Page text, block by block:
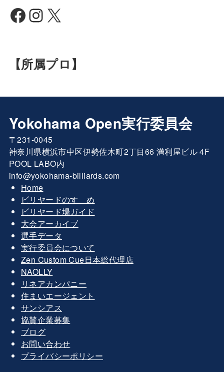
Facebook
Instagram
X
【所属プロ】
Yokohama Open実行委員会
〒231-0045
神奈川県横浜市中区伊勢佐木町2丁目66 満利屋ビル 4F
POOL LABO内
info@yokohama-billiards.com
Home
ビリヤードのすゝめ
ビリヤード場ガイド
大会アーカイブ
選手データ
実行委員会について
Zen Custom Cue日本総代理店
NAOLLY
リネアカンパニー
住まいエージェント
サンシアス
協賛企業募集
ブログ
お問い合わせ
プライバシーポリシー